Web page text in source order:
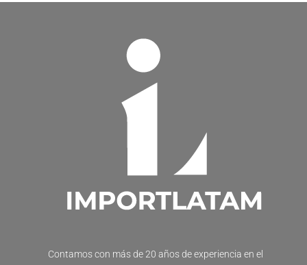
Contamos con más de 20 años de experiencia en el